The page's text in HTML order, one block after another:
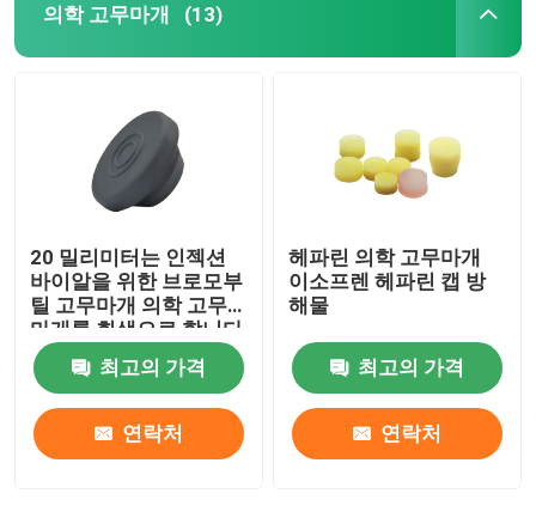
의학 고무마개 (13)
20 밀리미터는 인젝션
바이알을 위한 브로모부
틸 고무마개 의학 고무
마개를 회색으로 합니다
최고의 가격
연락처
헤파린 의학 고무마개
이소프렌 헤파린 캡 방
해물
최고의 가격
연락처